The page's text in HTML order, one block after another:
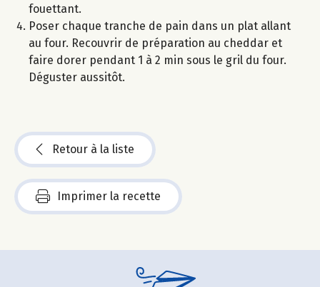
fouettant.
Poser chaque tranche de pain dans un plat allant
au four. Recouvrir de préparation au cheddar et
faire dorer pendant 1 à 2 min sous le gril du four.
Déguster aussitôt.
Retour à la liste
Imprimer la recette